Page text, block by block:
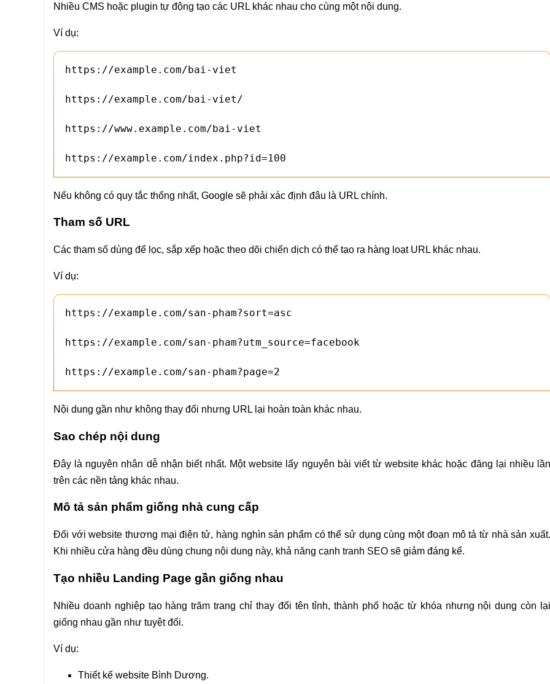
Nhiều CMS hoặc plugin tự động tạo các URL khác nhau cho cùng một nội dung.
Ví dụ:
https://example.com/bai-viet
https://example.com/bai-viet/
https://www.example.com/bai-viet
https://example.com/index.php?id=100
Nếu không có quy tắc thống nhất, Google sẽ phải xác định đâu là URL chính.
Tham số URL
Các tham số dùng để lọc, sắp xếp hoặc theo dõi chiến dịch có thể tạo ra hàng loạt URL khác nhau.
Ví dụ:
https://example.com/san-pham?sort=asc
https://example.com/san-pham?utm_source=facebook
https://example.com/san-pham?page=2
Nội dung gần như không thay đổi nhưng URL lại hoàn toàn khác nhau.
Sao chép nội dung
Đây là nguyên nhân dễ nhận biết nhất. Một website lấy nguyên bài viết từ website khác hoặc đăng lại nhiều lần
trên các nền tảng khác nhau.
Mô tả sản phẩm giống nhà cung cấp
Đối với website thương mại điện tử, hàng nghìn sản phẩm có thể sử dụng cùng một đoạn mô tả từ nhà sản xuất.
Khi nhiều cửa hàng đều dùng chung nội dung này, khả năng cạnh tranh SEO sẽ giảm đáng kể.
Tạo nhiều Landing Page gần giống nhau
Nhiều doanh nghiệp tạo hàng trăm trang chỉ thay đổi tên tỉnh, thành phố hoặc từ khóa nhưng nội dung còn lại
giống nhau gần như tuyệt đối.
Ví dụ:
Thiết kế website Bình Dương.